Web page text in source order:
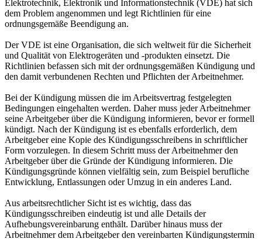
Elektrotechnik, Elektronik und Informationstechnik (VDE) hat sich
dem Problem angenommen und legt Richtlinien für eine
ordnungsgemäße Beendigung an.
Der VDE ist eine Organisation, die sich weltweit für die Sicherheit
und Qualität von Elektrogeräten und -produkten einsetzt. Die
Richtlinien befassen sich mit der ordnungsgemäßen Kündigung und
den damit verbundenen Rechten und Pflichten der Arbeitnehmer.
Bei der Kündigung müssen die im Arbeitsvertrag festgelegten
Bedingungen eingehalten werden. Daher muss jeder Arbeitnehmer
seine Arbeitgeber über die Kündigung informieren, bevor er formell
kündigt. Nach der Kündigung ist es ebenfalls erforderlich, dem
Arbeitgeber eine Kopie des Kündigungsschreibens in schriftlicher
Form vorzulegen. In diesem Schritt muss der Arbeitnehmer den
Arbeitgeber über die Gründe der Kündigung informieren. Die
Kündigungsgründe können vielfältig sein, zum Beispiel berufliche
Entwicklung, Entlassungen oder Umzug in ein anderes Land.
Aus arbeitsrechtlicher Sicht ist es wichtig, dass das
Kündigungsschreiben eindeutig ist und alle Details der
Aufhebungsvereinbarung enthält. Darüber hinaus muss der
Arbeitnehmer dem Arbeitgeber den vereinbarten Kündigungstermin